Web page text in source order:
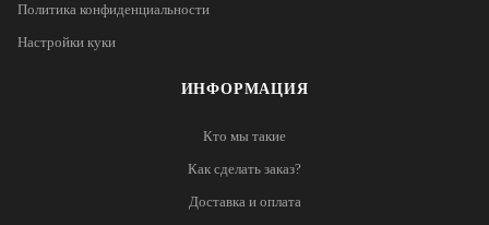
ИНФОРМАЦИЯ
Кто мы такие
Как сделать заказ?
Доставка и оплата
Политика конфиденциальности
Настройки куки